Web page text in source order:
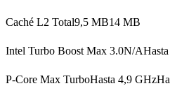
Caché L2 Total9,5 MB14 MB
Intel Turbo Boost Max 3.0N/
P-Core Max TurboHasta 4,9